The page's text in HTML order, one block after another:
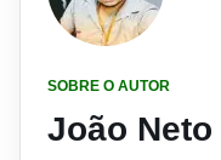
SOBRE O AUTOR
João Neto